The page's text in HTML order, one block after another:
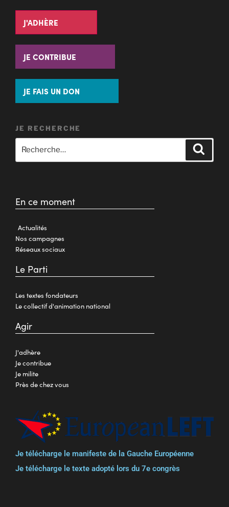
J'ADHÈRE
JE CONTRIBUE
JE FAIS UN DON
JE RECHERCHE
En ce moment
Actualités
Nos campagnes
Réseaux sociaux
Le Parti
Les textes fondateurs
Le collectif d'animation national
Agir
J'adhère
Je contribue
Je milite
Près de chez vous
Je télécharge le manifeste de la Gauche Européenne
Je télécharge le texte adopté lors du 7e congrès